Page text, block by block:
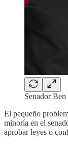
Senador
El pequeño
minoría en el
aprobar leyes o